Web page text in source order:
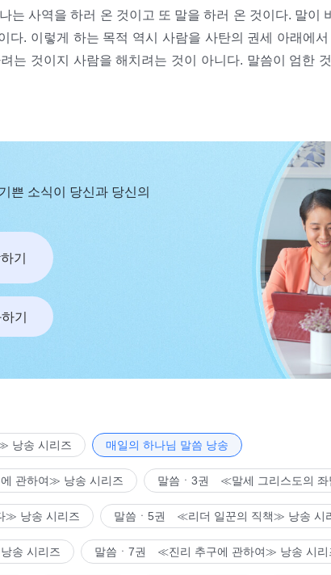
는 사역을 하러 온 것이고 또 말을 하러 온 것이다. 말이
다. 이렇게 하는 목적 역시 사람을 사탄의 권세 아래에
는 것이지 사람을 해치려는 것이 아니다. 말씀이 엄한
로 진리를 실천해 성품을 변화시키고 자기 자신과 하나
방식이다. 사람이 명확하게 진리를 깨닫고 하나님의 사
마지막 단계의 사역에서 하나님은 말씀하는 방식으로
님에게서 참도와 생명을 얻게 하고, 이로써 하나님의 마
적은 사람이 하나님의 마음을 만족게 하도록 하는 것이
은 사람을 구원하는 기간에는 사람을 징벌하는 사역을
하지 않고 각 부류 사람들의 종착지를 드러내지도 않는
부류 사람들의 결말을 드러낸다. 징벌받는 사람들은 도
님이 사람을 구원하는 기간에 하나님께 구원의 은혜를
사람은 하나도 빠짐없이 최대한 구원한다. 그의 사역 목
원하는 기간에 성품의 변화를 받지 못한 자, 하나님이 사
징벌받을 대상이 된다. 이 단계의 말씀 사역은 사람이
과 하나님의 요구를 알게 하고, 하나님 말씀을 실행할
때문이다. 사람이 거역한다고 해서 사람을 징벌한다면
에 떨어질 것이다. 말씀으로 사람을 심판하는 목적은 사
께 순종하게 만드는 것이다. 말씀 사역을 하는 기간에
것이다. 하지만 하나님은 그것 때문에 사람들을 일일이
르면서 책망과 훈계를 겪게 될 것인데, 따르는 기간 동
쁜 소식이 당신과 당신의
기
기
낭송 시리즈 매일의 하나님 말씀 낭송
관하여≫ 낭송 시리즈 말씀ㆍ3권 ≪말세 그리스도의 좌
≫ 낭송 시리즈 말씀ㆍ5권 ≪리더 일꾼의 직책≫ 낭송 시
송 시리즈 말씀ㆍ7권 ≪진리 추구에 관하여≫ 낭송 시리